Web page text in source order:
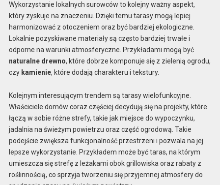
Wykorzystanie lokalnych surowców to kolejny ważny aspekt,
który zyskuje na znaczeniu. Dzięki temu tarasy mogą lepiej
harmonizować z otoczeniem oraz być bardziej ekologiczne.
Lokalnie pozyskiwane materiały są często bardziej trwałe i
odporne na warunki atmosferyczne. Przykładami mogą być
naturalne drewno, które dobrze komponuje się z zielenią ogrodu,
czy kamienie, które dodają charakteru i tekstury.
Kolejnym interesującym trendem są tarasy wielofunkcyjne.
Właściciele domów coraz częściej decydują się na projekty, które
łączą w sobie różne strefy, takie jak miejsce do wypoczynku,
jadalnia na świeżym powietrzu oraz część ogrodową. Takie
podejście zwiększa funkcjonalność przestrzeni i pozwala na jej
lepsze wykorzystanie. Przykładem może być taras, na którym
umieszcza się strefę z leżakami obok grillowiska oraz rabaty z
roślinnością, co sprzyja tworzeniu się przyjemnej atmosfery do